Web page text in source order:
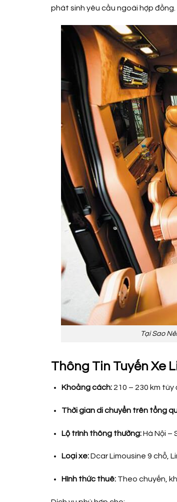
phát sinh yêu cầu ngoài hợp đồng.
Tại Sao
Thông Tin Tuyến Xe
Khoảng cách:210 – 230 km tùy
Thời gian di chuyển trên tổng
Lộ trình thông thường:Hà Nội –
Loại xe:Dcar Limousine 9 chỗ,
Hình thức thuê:Theo chuyến,